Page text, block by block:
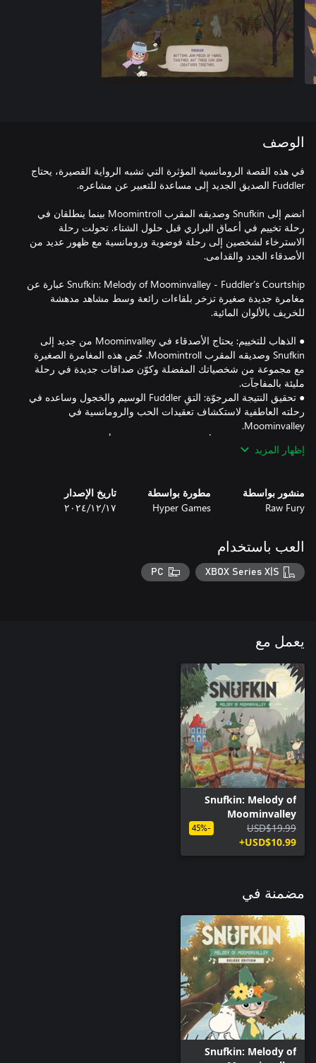
الوصف
في هذه القصة الرومانسية المؤثرة التي تشبه الرواية القصيرة، يحتاج
انضم إلى Snufkin وصديقه المقرب Moomintroll بينما ينطلقان في
رحلة تخييم في أعماق البراري قبل حلول الشتاء. تحولت رحلة
الاسترخاء لشخصين إلى رحلة فوضوية ورومانسية مع ظهور عديد من
Snufkin: Melody of Moominvalley - Fuddler’s Courtship عبارة عن
مغامرة جديدة صغيرة تزخر بلقاءات رائعة وسط مشاهد مدهشة
● الذهاب للتخييم: يحتاج الأصدقاء في Moominvalley من جديد إلى
Snufkin وصديقه المقرب Moomintroll. خُض هذه المغامرة الصغيرة
مع مجموعة من شخصياتك المفضلة وكوّن صداقات جديدة في رحلة
● تحقيق النتيجة المرجوّة: التقِ Fuddler الوسيم والخجول وساعده في
رحلته العاطفية لاستكشاف تعقيدات الحب والرومانسية في
حين يتغير لون أوراق الأشجار ويهلّ الخريف بكامل روعته. انضم إلى
إظهار المزيد
منشور بواسطة
Raw Fury
مطورة بواسطة
Hyper Games
تاريخ الإصدار
١٧‏/١٢‏/٢٠٢٤
العب باستخدام
XBOX Series X|S
PC
يعمل مع
Snufkin: Melody of
Moominvalley
USD$19.99
USD$10.99+
-45%
مضمنة في
Snufkin: Melody of